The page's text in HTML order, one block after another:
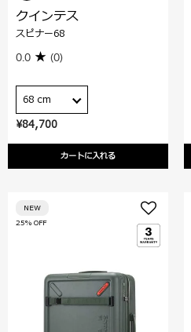
¥84,700
カートに入れる
クインテス
スピナー68
0.0 (0)
68 cm
25% OFF
NEW